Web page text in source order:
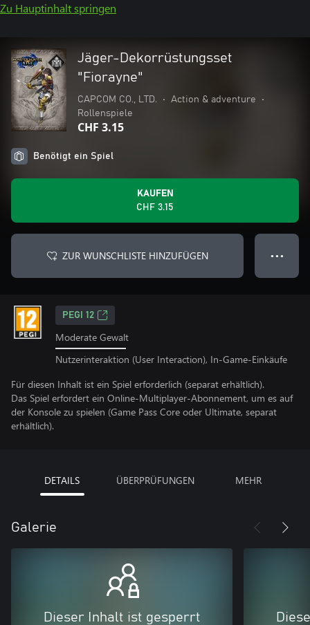
Zu Hauptinhalt springen
Jäger-Dekorrüstungsset
"Fiorayne"
CAPCOM CO., LTD. • Action & adventure
•
Rollenspiele
CHF 3.15
Benötigt ein Spiel
KAUFEN
CHF 3.15
ZUR WUNSCHLISTE HINZUFÜGEN ● ● ●
PEGI 12
Moderate Gewalt
Nutzerinteraktion (User Interaction), In-Game-Einkäufe
Für diesen Inhalt ist ein Spiel erforderlich (separat erhältlich).
Das Spiel erfordert ein Online-Multiplayer-Abonnement, um es auf
der Konsole zu spielen (Game Pass Core oder Ultimate, separat
erhältlich).
DETAILS ÜBERPRÜFUNGEN MEHR
Galerie
Dieser Inhalt ist gesperrt